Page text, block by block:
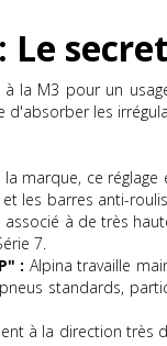
Le
à la M3 pour un
d'absorber les
la marque, ce
les barres anti-
à de très
7.
: Alpina travaille
standards,
à la direction très